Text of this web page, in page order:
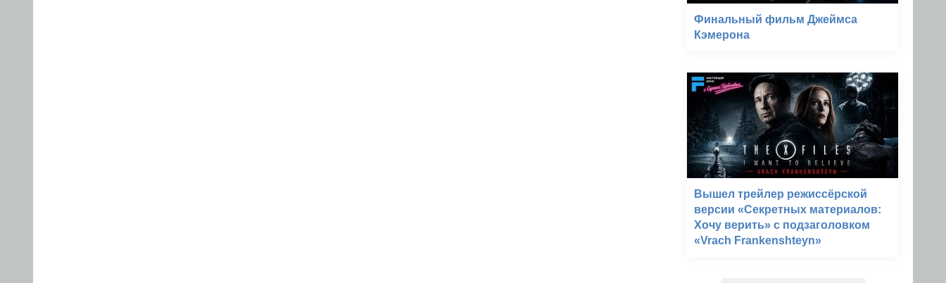
Финальный фильм Джеймса
Кэмерона
Вышел трейлер режиссёрской
версии «Секретных материалов:
Хочу верить» с подзаголовком
«Vrach Frankenshteyn»